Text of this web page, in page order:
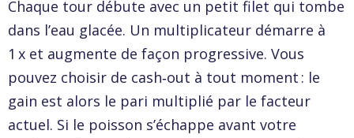
Chaque tour débute avec un petit filet qui tombe
dans l’eau glacée. Un multiplicateur démarre à
1 x et augmente de façon progressive. Vous
pouvez choisir de cash‑out à tout moment : le
gain est alors le pari multiplié par le facteur
actuel. Si le poisson s’échappe avant votre